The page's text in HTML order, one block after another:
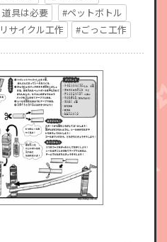
道具は必要
#ペットボトル
サイクル工作 #ごっこ工作